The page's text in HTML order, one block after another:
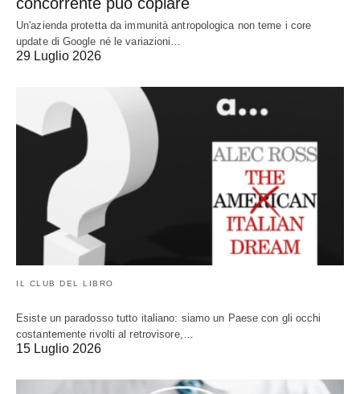
Un'azienda protetta da immunità antropologica non teme i core
update di Google né le variazioni…
29 Luglio 2026
IL CLUB DEL LIBRO
Esiste un paradosso tutto italiano: siamo un Paese con gli occhi
costantemente rivolti al retrovisore,…
15 Luglio 2026